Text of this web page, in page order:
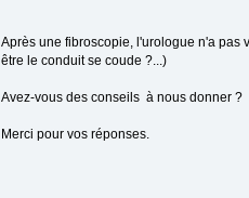
Après une fibroscopie, l'urologue n'a pas
être le conduit se coude ?...)
Avez-vous des conseils à nous donner ?
Merci pour vos réponses.